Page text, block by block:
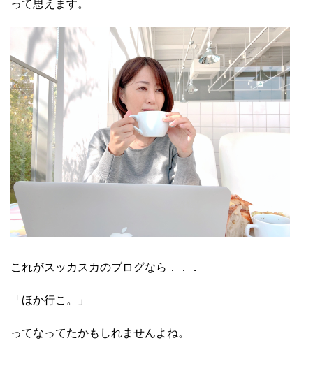
って思えます。
これがスッカスカのブログなら．．．
「ほか行こ。」
ってなってたかもしれませんよね。